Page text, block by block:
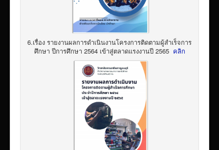
6.เรื่อง รายงานผลการดำเนินงานโครงการติดตามผู้สำเร็จการ
ศึกษา ปีการศึกษา 2564 เข้าสู่ตลาดแรงงานปี 2565 คลิก